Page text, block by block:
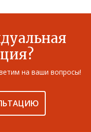
на ваши вопросы!